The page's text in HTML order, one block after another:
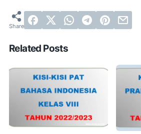
Related Posts